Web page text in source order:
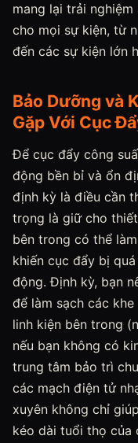
mang lại trải
cho mọi sự kiện, từ
đến các sự kiện lớn
Bảo Dưỡng và
Gặp Với Cục
Để cục đẩy công
động bền bỉ và ổn
định kỳ là điều cần
trọng là giữ cho
bên trong có thể
khiến cục đẩy bị
động. Định kỳ, bạn
để làm sạch các
linh kiện bên trong
nếu bạn không có
trung tâm bảo trì
các mạch điện tử
xuyên không chỉ
kéo dài tuổi thọ của